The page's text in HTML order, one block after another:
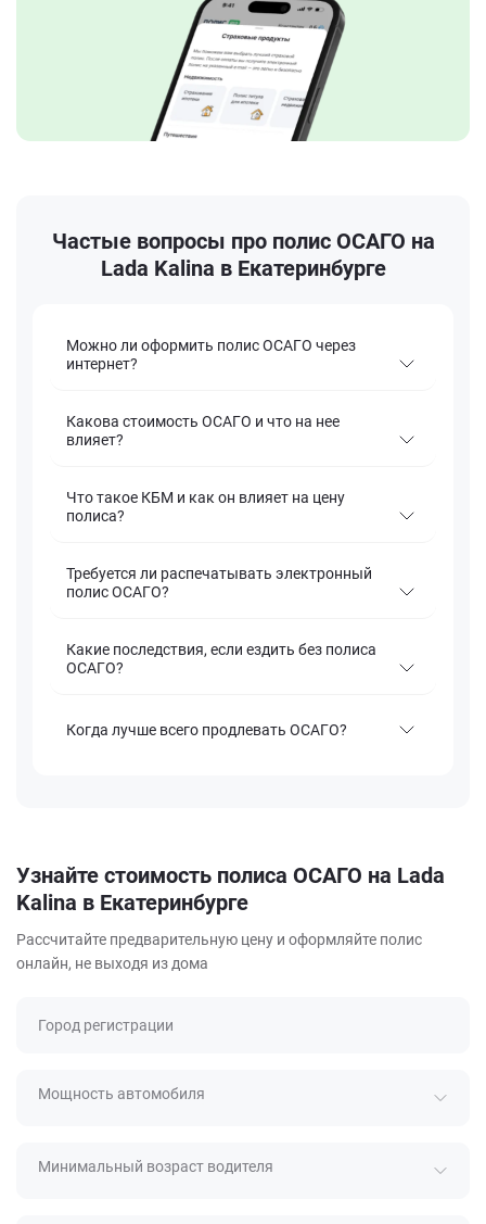
Частые вопросы про полис ОСАГО на
Lada Kalina в Екатеринбурге
Можно ли оформить полис ОСАГО через
интернет?
Какова стоимость ОСАГО и что на нее
влияет?
Что такое КБМ и как он влияет на цену
полиса?
Требуется ли распечатывать электронный
полис ОСАГО?
Какие последствия, если ездить без полиса
ОСАГО?
Когда лучше всего продлевать ОСАГО?
Узнайте стоимость полиса ОСАГО на Lada
Kalina в Екатеринбурге
Рассчитайте предварительную цену и оформляйте полис
онлайн, не выходя из дома
Город регистрации
Мощность автомобиля
Минимальный возраст водителя